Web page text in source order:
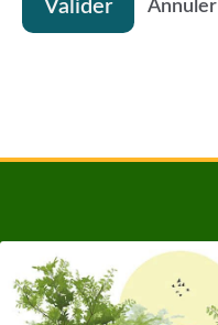
Valider Annuler